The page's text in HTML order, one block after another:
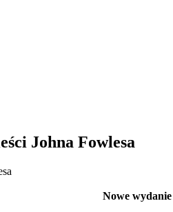
Johna Fowlesa
Nowe